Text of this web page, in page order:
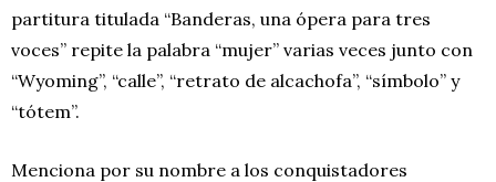
partitura titulada “Banderas, una ópera para tres
voces” repite la palabra “mujer” varias veces junto con
“Wyoming”, “calle”, “retrato de alcachofa”, “símbolo” y
“tótem”.
Menciona por su nombre a los conquistadores